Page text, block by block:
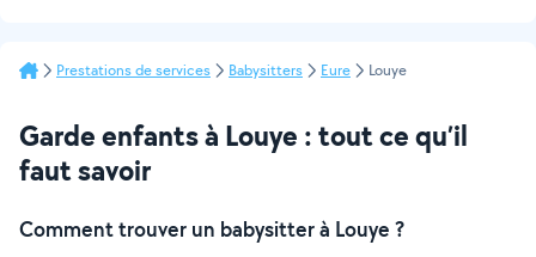
Prestations de services Babysitters Eure Louye
Garde enfants à Louye : tout ce qu’il
faut savoir
Comment trouver un babysitter à Louye ?